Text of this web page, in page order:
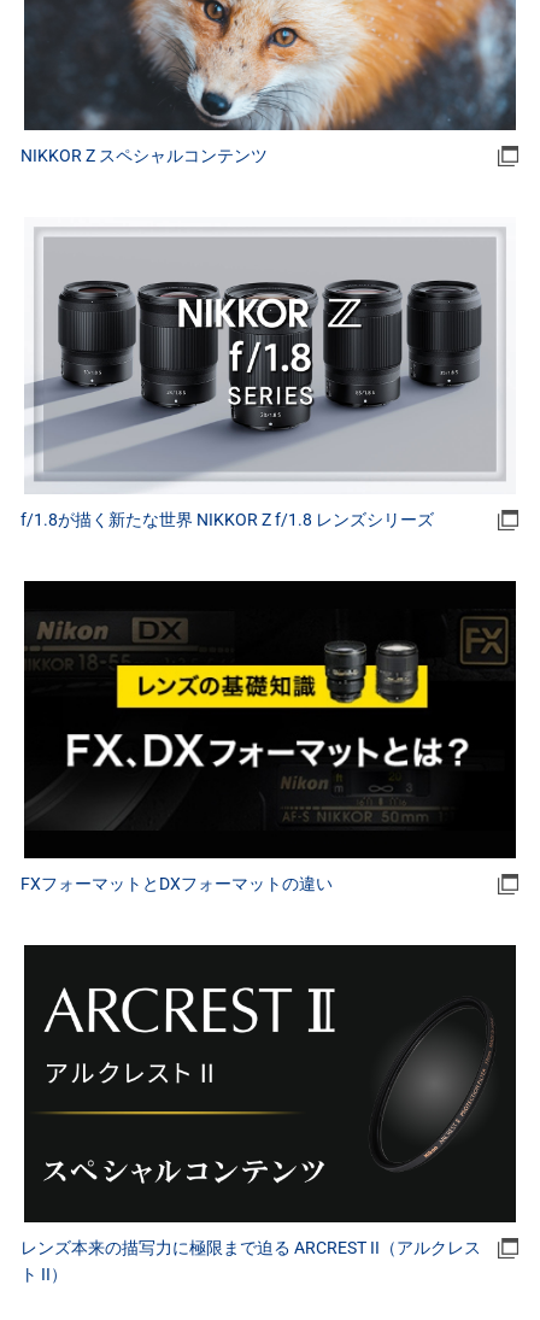
NIKKOR Z スペシャルコンテンツ
f/1.8が描く新たな世界 NIKKOR Z f/1.8 レンズシリーズ
FXフォーマットとDXフォーマットの違い
レンズ本来の描写力に極限まで迫る ARCREST II（アルクレス
ト II）